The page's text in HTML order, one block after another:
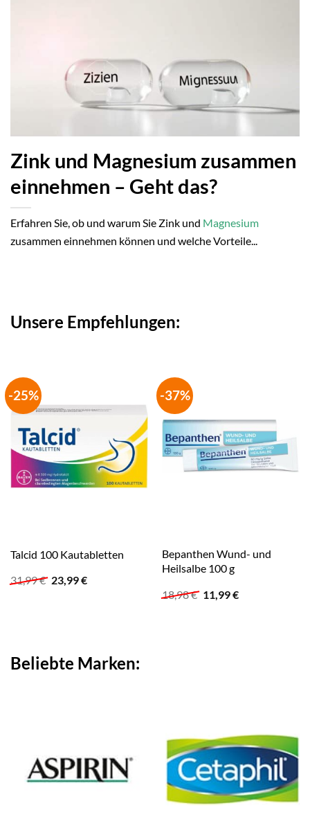
Zink und Magnesium zusammen
einnehmen – Geht das?
Erfahren Sie, ob und warum Sie Zink und Magnesium
zusammen einnehmen können und welche Vorteile...
Unsere Empfehlungen:
-25%
Talcid 100 Kautabletten
31,99€ Ursprünglicher
23,99€Aktueller
-37%
Bepanthen Wund- und
Heilsalbe 100 g
18,98€ Ursprünglicher
Preis
11,99€Aktueller
Beliebte Marken: